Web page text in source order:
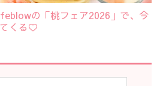
の「桃フェア2026」で、今
くる♡